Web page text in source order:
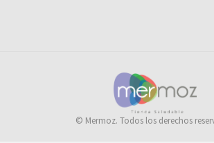
© Mermoz. Todos los derechos